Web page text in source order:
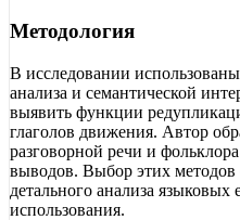
Методология
В исследовании
анализа и семантической
выявить функции
глаголов движения. Автор
разговорной речи и
выводов. Выбор этих
детального анализа
использования.